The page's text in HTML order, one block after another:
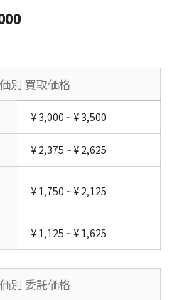
別 買取価格
¥ 3,000 ~ ¥ 3,500
¥ 2,375 ~ ¥ 2,625
¥ 1,750 ~ ¥ 2,125
¥ 1,125 ~ ¥ 1,625
別 委託価格